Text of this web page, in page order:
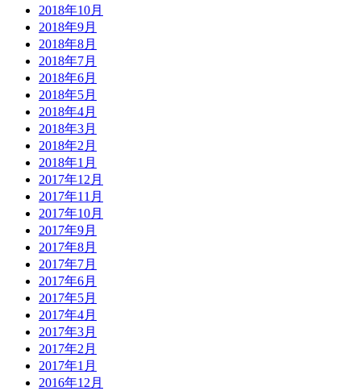
2018年10月
2018年9月
2018年8月
2018年7月
2018年6月
2018年5月
2018年4月
2018年3月
2018年2月
2018年1月
2017年12月
2017年11月
2017年10月
2017年9月
2017年8月
2017年7月
2017年6月
2017年5月
2017年4月
2017年3月
2017年2月
2017年1月
2016年12月